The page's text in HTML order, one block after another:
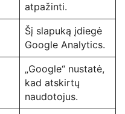
atpažinti.
Šį slapuką įdiegė
Google Analytics.
„Google“ nustatė,
kad atskirtų
naudotojus.